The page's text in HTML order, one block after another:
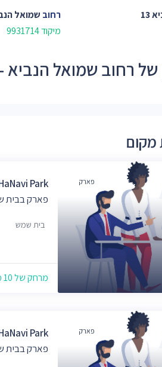
13
רחוב שמואל
מיקוד 9931714
רחוב שמואל הנביא - 99317
מקום
פארק
Park
פארק בבית
בית שמש
מרחק של 10 מטר
פארק
Park
פארק בבית